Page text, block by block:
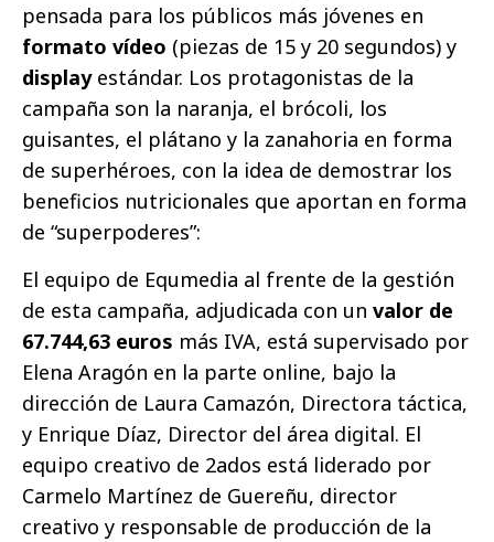
pensada para los públicos más jóvenes en
formato vídeo (piezas de 15 y 20 segundos) y
displayestándar. Los protagonistas de la
campaña son la naranja, el brócoli, los
guisantes, el plátano y la zanahoria en forma
de superhéroes, con la idea de demostrar los
beneficios nutricionales que aportan en forma
de “superpoderes”:
El equipo de Equmedia al frente de la gestión
de esta campaña, adjudicada con un valor de
67.744,63 euros más IVA, está supervisado por
Elena Aragón en la parte online, bajo la
dirección de Laura Camazón, Directora táctica,
y Enrique Díaz, Director del área digital. El
equipo creativo de 2ados está liderado por
Carmelo Martínez de Guereñu, director
creativo y responsable de producción de la